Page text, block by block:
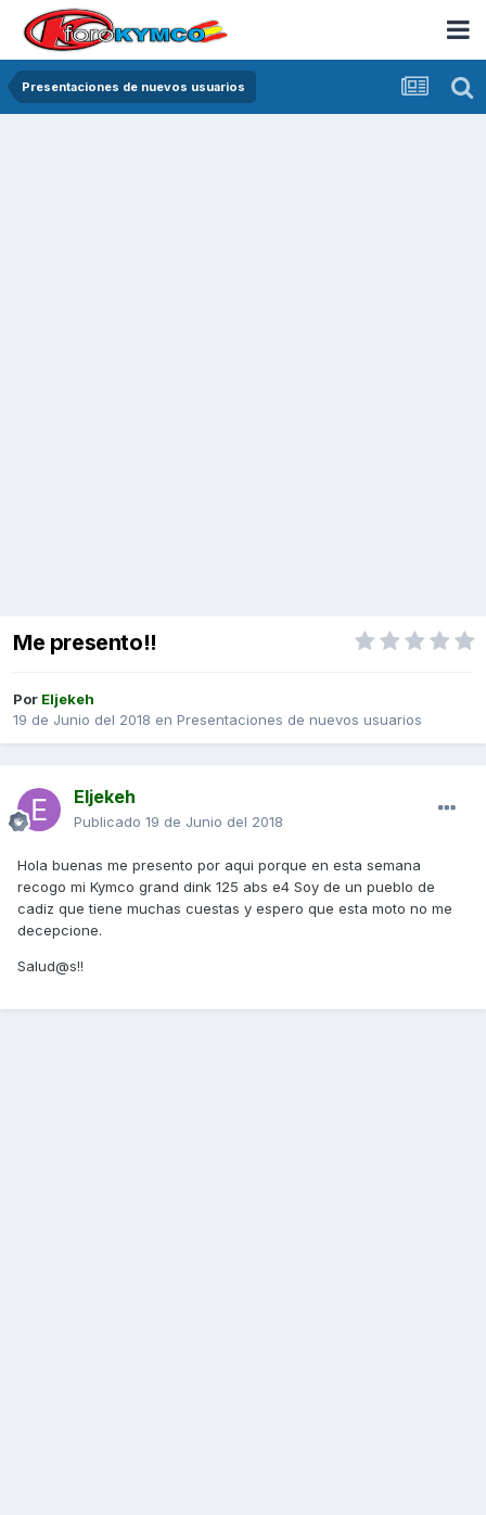
Presentaciones de nuevos usuarios
Me presento!!
Por Eljekeh
19 de Junio del 2018 en Presentaciones de nuevos usuarios
Eljekeh
Publicado 19 de Junio del 2018
Hola buenas me presento por aqui porque en esta semana
recogo mi Kymco grand dink 125 abs e4 Soy de un pueblo de
cadiz que tiene muchas cuestas y espero que esta moto no me
decepcione.
Salud@s!!